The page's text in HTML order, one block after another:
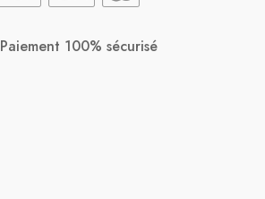
Paiement 100% sécurisé